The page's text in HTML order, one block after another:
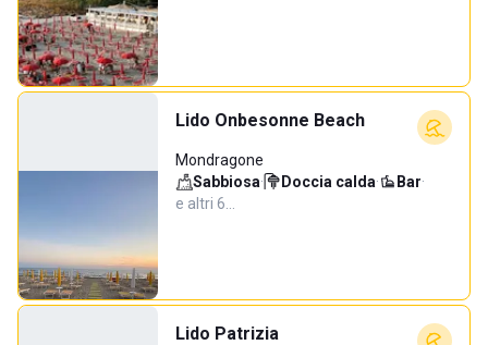
Lido Onbesonne Beach
Mondragone
Sabbiosa· Doccia calda· Bar·
e altri 6…
Lido Patrizia